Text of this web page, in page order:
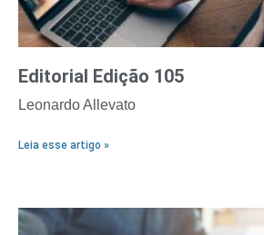
Editorial Edição 105
Leonardo Allevato
Leia esse artigo »